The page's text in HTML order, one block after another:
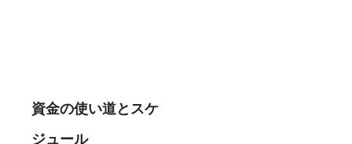
資金の使い道とスケ
ジュール